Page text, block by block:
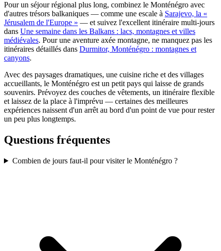
Pour un séjour régional plus long, combinez le Monténégro avec
d'autres trésors balkaniques — comme une escale à Sarajevo, la «
Jérusalem de l'Europe » — et suivez l'excellent itinéraire multi-jours
dans Une semaine dans les Balkans : lacs, montagnes et villes
médiévales. Pour une aventure axée montagne, ne manquez pas les
itinéraires détaillés dans Durmitor, Monténégro : montagnes et
canyons.
Avec des paysages dramatiques, une cuisine riche et des villages
accueillants, le Monténégro est un petit pays qui laisse de grands
souvenirs. Prévoyez des couches de vêtements, un itinéraire flexible
et laissez de la place à l'imprévu — certaines des meilleures
expériences naissent d'un arrêt au bord d'un point de vue pour rester
un peu plus longtemps.
Questions fréquentes
Combien de jours faut-il pour visiter le Monténégro ?